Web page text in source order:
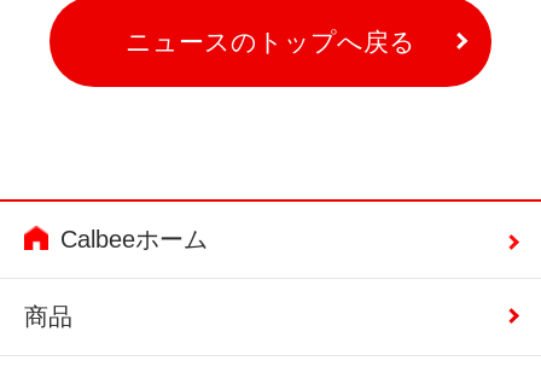
ニュースのトップへ戻る
Calbeeホーム
商品